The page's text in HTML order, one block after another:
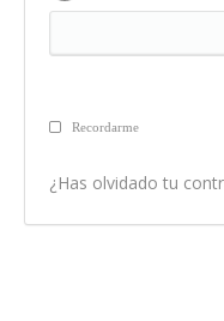
Recordarme
¿Has olvidado tu